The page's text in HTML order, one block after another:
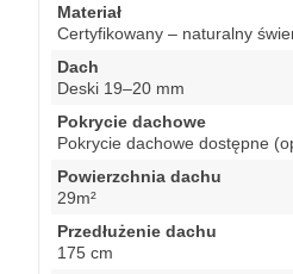
Materiał
Certyfikowany – naturalny
Dach
Deski 19–20 mm
Pokrycie dachowe
Pokrycie dachowe dostępne
Powierzchnia dachu
29m²
Przedłużenie dachu
175 cm